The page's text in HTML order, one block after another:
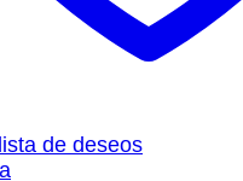
de deseos